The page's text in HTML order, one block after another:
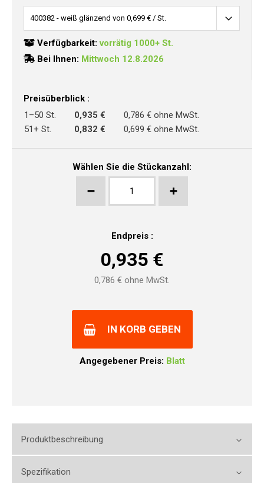
Verfügbarkeit:vorrätig 1000+ St.
Bei Ihnen: Mittwoch 12.8.2026
Preisüberblick :
1–50 St.
0,935 €
0,786 € ohne MwSt.
51+ St.
0,832 € 0,699 € ohne MwSt.
Wählen Sie die Stückanzahl:
Endpreis :
0,935 €
0,786 € ohne MwSt.
IN KORB GEBEN
Angegebener Preis: Blatt
Produktbeschreibung
Spezifikation